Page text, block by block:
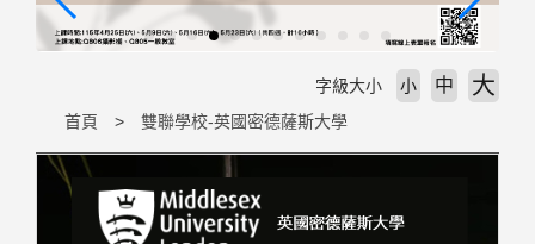
首頁 雙聯學校-英國密德薩斯大學
字級大小 小 中 大